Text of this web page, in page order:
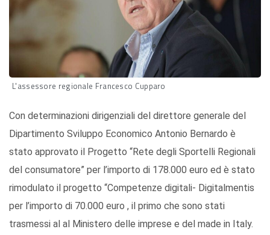
L'assessore regionale Francesco Cupparo
Con determinazioni dirigenziali del direttore generale del
Dipartimento Sviluppo Economico Antonio Bernardo è
stato approvato il Progetto “Rete degli Sportelli Regionali
del consumatore” per l’importo di 178.000 euro ed è stato
rimodulato il progetto “Competenze digitali- Digitalmentis
per l’importo di 70.000 euro , il primo che sono stati
trasmessi al al Ministero delle imprese e del made in Italy.